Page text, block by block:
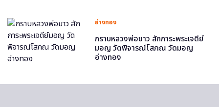
อ่างทอง
กราบหลวงพ่อขาว สักการะพระเจดีย์
มอญ วัดพิจารณ์โสภณ วัดมอญ
อ่างทอง